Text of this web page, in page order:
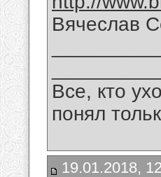
Вячеслав
Все, кто
понял
19.01.2018,